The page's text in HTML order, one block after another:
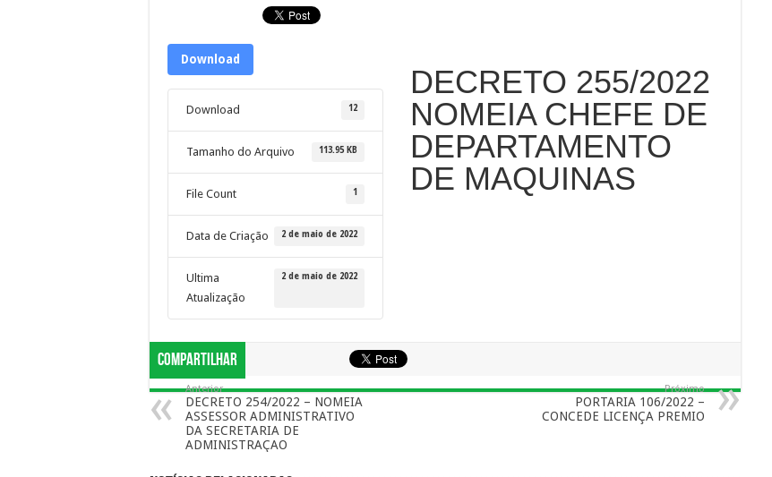
Download
Download 12
Tamanho do Arquivo 113.95 KB
File Count 1
Data de Criação 2 de maio de 2022
Ultima
Atualização
2 de maio de 2022
DECRETO 255/2022
NOMEIA CHEFE DE
DEPARTAMENTO
DE MAQUINAS
Compartilhar
Anterior
DECRETO 254/2022 – NOMEIA
ASSESSOR ADMINISTRATIVO
DA SECRETARIA DE
ADMINISTRAÇAO
Próximo
PORTARIA 106/2022 –
CONCEDE LICENÇA PREMIO